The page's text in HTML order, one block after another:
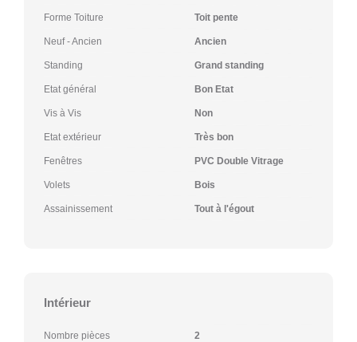
Forme Toiture Toit pente
Neuf - Ancien Ancien
Standing Grand standing
Etat général Bon Etat
Vis à Vis Non
Etat extérieur Très bon
Fenêtres PVC Double Vitrage
Volets Bois
Assainissement Tout à l'égout
Intérieur
Nombre pièces 2